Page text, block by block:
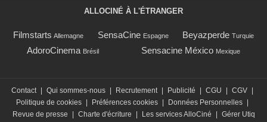
ALLOCINÉ À L'ÉTRANGER
Filmstarts Allemagne SensaCine Espagne Beyazperde Turquie
AdoroCinema Brésil Sensacine México Mexique
Contact | Qui sommes-nous | Recrutement | Publicité | CGU | CGV |
Politique de cookies | Préférences cookies | Données Personnelles |
Revue de presse
| Charte d'écriture | Les services AlloCiné | Gérer Utiq